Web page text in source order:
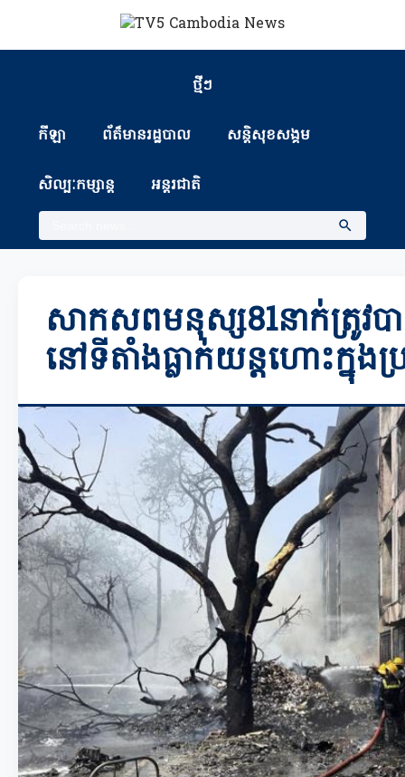
ថ្មីៗ
កីឡា ព័ត៏មានរដ្ឋបាល សន្តិសុខសង្គម
សិល្បៈកម្សាន្ត អន្តរជាតិ
សាកសពមនុស្ស81នាក់ត្រូវ
នៅទីតាំងធ្លាក់យន្តហោះក្នុង